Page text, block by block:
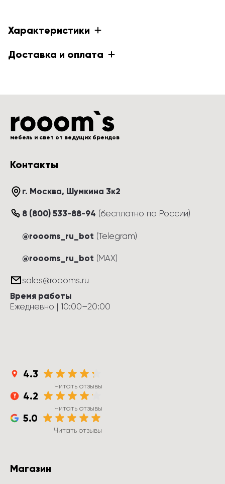
Характеристики
Доставка и оплата
мебель и свет от ведущих брендов
Контакты
г. Москва, Шумкина 3к2
8 (800) 533-88-94 (бесплатно по России)
@roooms_ru_bot (Telegram)
@roooms_ru_bot (MAX)
sales@roooms.ru
Время работы
Ежедневно | 10:00–20:00
4.3
Читать отзывы
4.2
Читать отзывы
5.0
Читать отзывы
Магазин